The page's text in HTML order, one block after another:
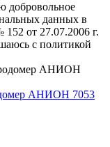
добровольное
данных в
от 27.07.2006 г.
с политикой
АНИОН 7053